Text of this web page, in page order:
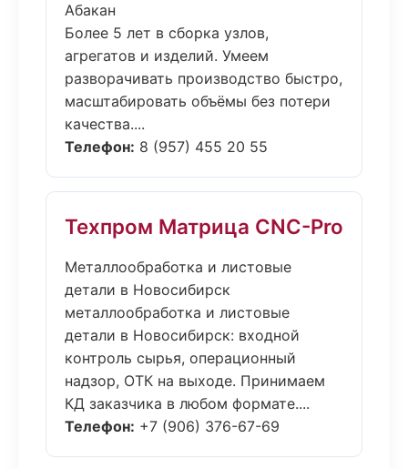
Абакан
Более 5 лет в сборка узлов,
агрегатов и изделий. Умеем
разворачивать производство быстро,
масштабировать объёмы без потери
качества....
Телефон: 8 (957) 455 20 55
Техпром Матрица CNC-Pro
Металлообработка и листовые
детали в Новосибирск
металлообработка и листовые
детали в Новосибирск: входной
контроль сырья, операционный
надзор, ОТК на выходе. Принимаем
КД заказчика в любом формате....
Телефон: +7 (906) 376-67-69